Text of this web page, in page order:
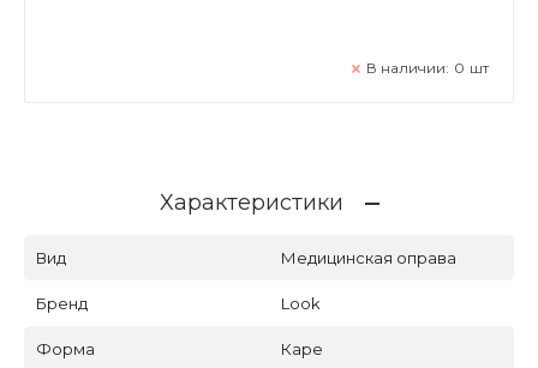
В наличии: 0 шт
Характеристики
Вид Медицинская оправа
Бренд Look
Форма Каре